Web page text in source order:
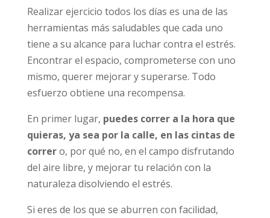
Realizar ejercicio todos los días es una de las
herramientas más saludables que cada uno
tiene a su alcance para luchar contra el estrés.
Encontrar el espacio, comprometerse con uno
mismo, querer mejorar y superarse. Todo
esfuerzo obtiene una recompensa.
En primer lugar, puedes correr a la hora que
quieras, ya sea por la calle, en las cintas de
correro, por qué no, en el campo disfrutando
del aire libre, y mejorar tu relación con la
naturaleza disolviendo el estrés.
Si eres de los que se aburren con facilidad,